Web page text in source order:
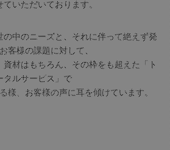
ていただいております。
中のニーズと、それに伴って絶えず発
客様の課題に対して、
材はもちろん、その枠をも超えた「ト
タルサービス」で
様、お客様の声に耳を傾けています。